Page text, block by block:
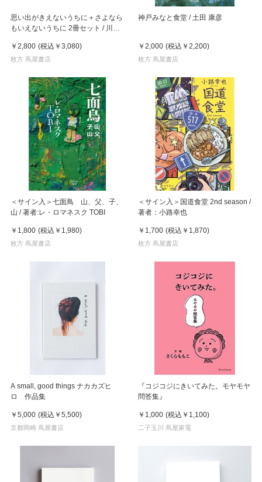
思い出がきえないうちに＋さよなら
もいえないうちに 2冊セット / 川口
￥2,800 (税込 ￥3,080)
枚方 蔦屋書店
神戸みなと食堂 / 土田 康彦
￥2,000 (税込 ￥2,200)
枚方 蔦屋書店
＜サイン入＞七面鳥 山、父、子、
山 / 著者:レ・ロマネスク TOBI
￥1,800 (税込 ￥1,980)
枚方 蔦屋書店
＜サイン入＞国道食堂 2nd season /
著者：小路幸也
￥1,700 (税込 ￥1,870)
枚方 蔦屋書店
A small, good things ナカカズヒ
ロ 作品集
￥5,000 (税込 ￥5,500)
京都岡崎 蔦屋書店
『コジコジにきいてみた。モヤモヤ
問答集』
￥1,000 (税込 ￥1,100)
二子玉川 蔦屋家電